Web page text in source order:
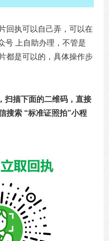
回执可以自己弄，可以在
号 上自助办理，不管是
都是可以的，具体操作步
扫描下面的二维码，直接
搜索 “标准证照拍”小程